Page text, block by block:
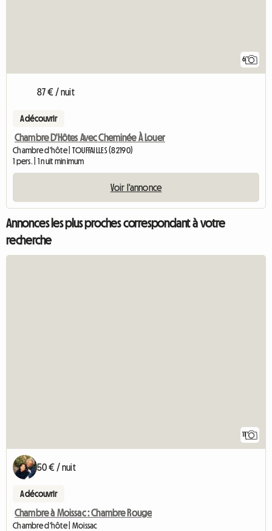
6
87 € / nuit
A découvrir
Chambre D'Hôtes Avec Cheminée À Louer
Chambre d'hôte | TOUFFAILLES (82190)
1 pers. | 1 nuit minimum
Voir l'annonce
Annonces les plus proches correspondant à votre
recherche
11
50 € / nuit
A découvrir
Chambre à Moissac : Chambre Rouge
Chambre d'hôte | Moissac